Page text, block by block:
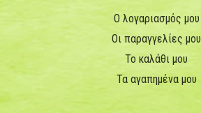
Ο λογαριασμός μου
Οι παραγγελίες μου
Το καλάθι μου
Τα αγαπημένα μου